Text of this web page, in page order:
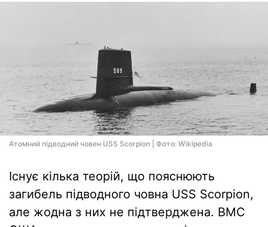
Атомний підводний човен USS Scorpion | Фото: Wikipedia
Існує кілька теорій, що пояснюють
загибель підводного човна USS Scorpion,
але жодна з них не підтверджена. ВМС